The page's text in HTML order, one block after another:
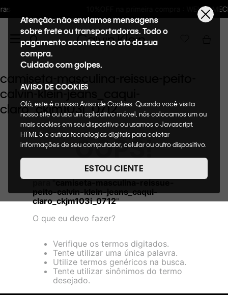
10%OFF na primeira compra : WELCOMECK
Atenção: não enviamos mensagens
sobre frete ou transportadoras. Todo o
pagamento acontece no ato da sua
compra.
Cuidado com golpes.
AVISO DE COOKIES
Olá, este é o nosso Aviso de Cookies. Quando você visita
nosso site ou usa um aplicativo móvel, nós colocamos um ou
mais cookies em seu dispositivo ou usamos o Javascript,
HTML 5 e outras tecnologias digitais para coletar
informações de seu computador, celular ou outro dispositivo.
de cookies, informaremos quais cookies usaremos e quais
suas funções. A forma como processamos os dados
nosso Aviso de Privacidade. Quando você visita nosso site,
consideraremos isso como sua solicitação específica para
fornecer a você toda a funcionalidade do site, incluindo,
entre outros, a capacidade de comprar um item em nossa
Cookies acesse o link.
ESTOU CIENTE
camiseta-masculina-reissue-peito-
calvin-klein-jeans_caqui-
claro_ckjm103i_0712
OOPS!
Não encontramos nenhum resultado
peito-calvin-klein-jeans_caqui-
claro_ckjm103i_0712"
O que eu devo fazer?
Verifique os termos digitados.
Tente utilizar uma única palavra.
Utilize termos genéricos na busca.
Tente utilizar sinônimos do termo
desejado.